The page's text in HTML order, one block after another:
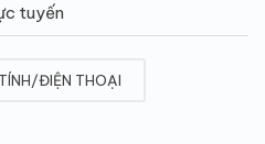
tuyến
ĐIỆN THOẠI